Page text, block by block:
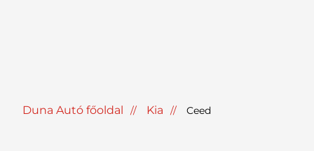
Duna Autó főoldal Kia Ceed